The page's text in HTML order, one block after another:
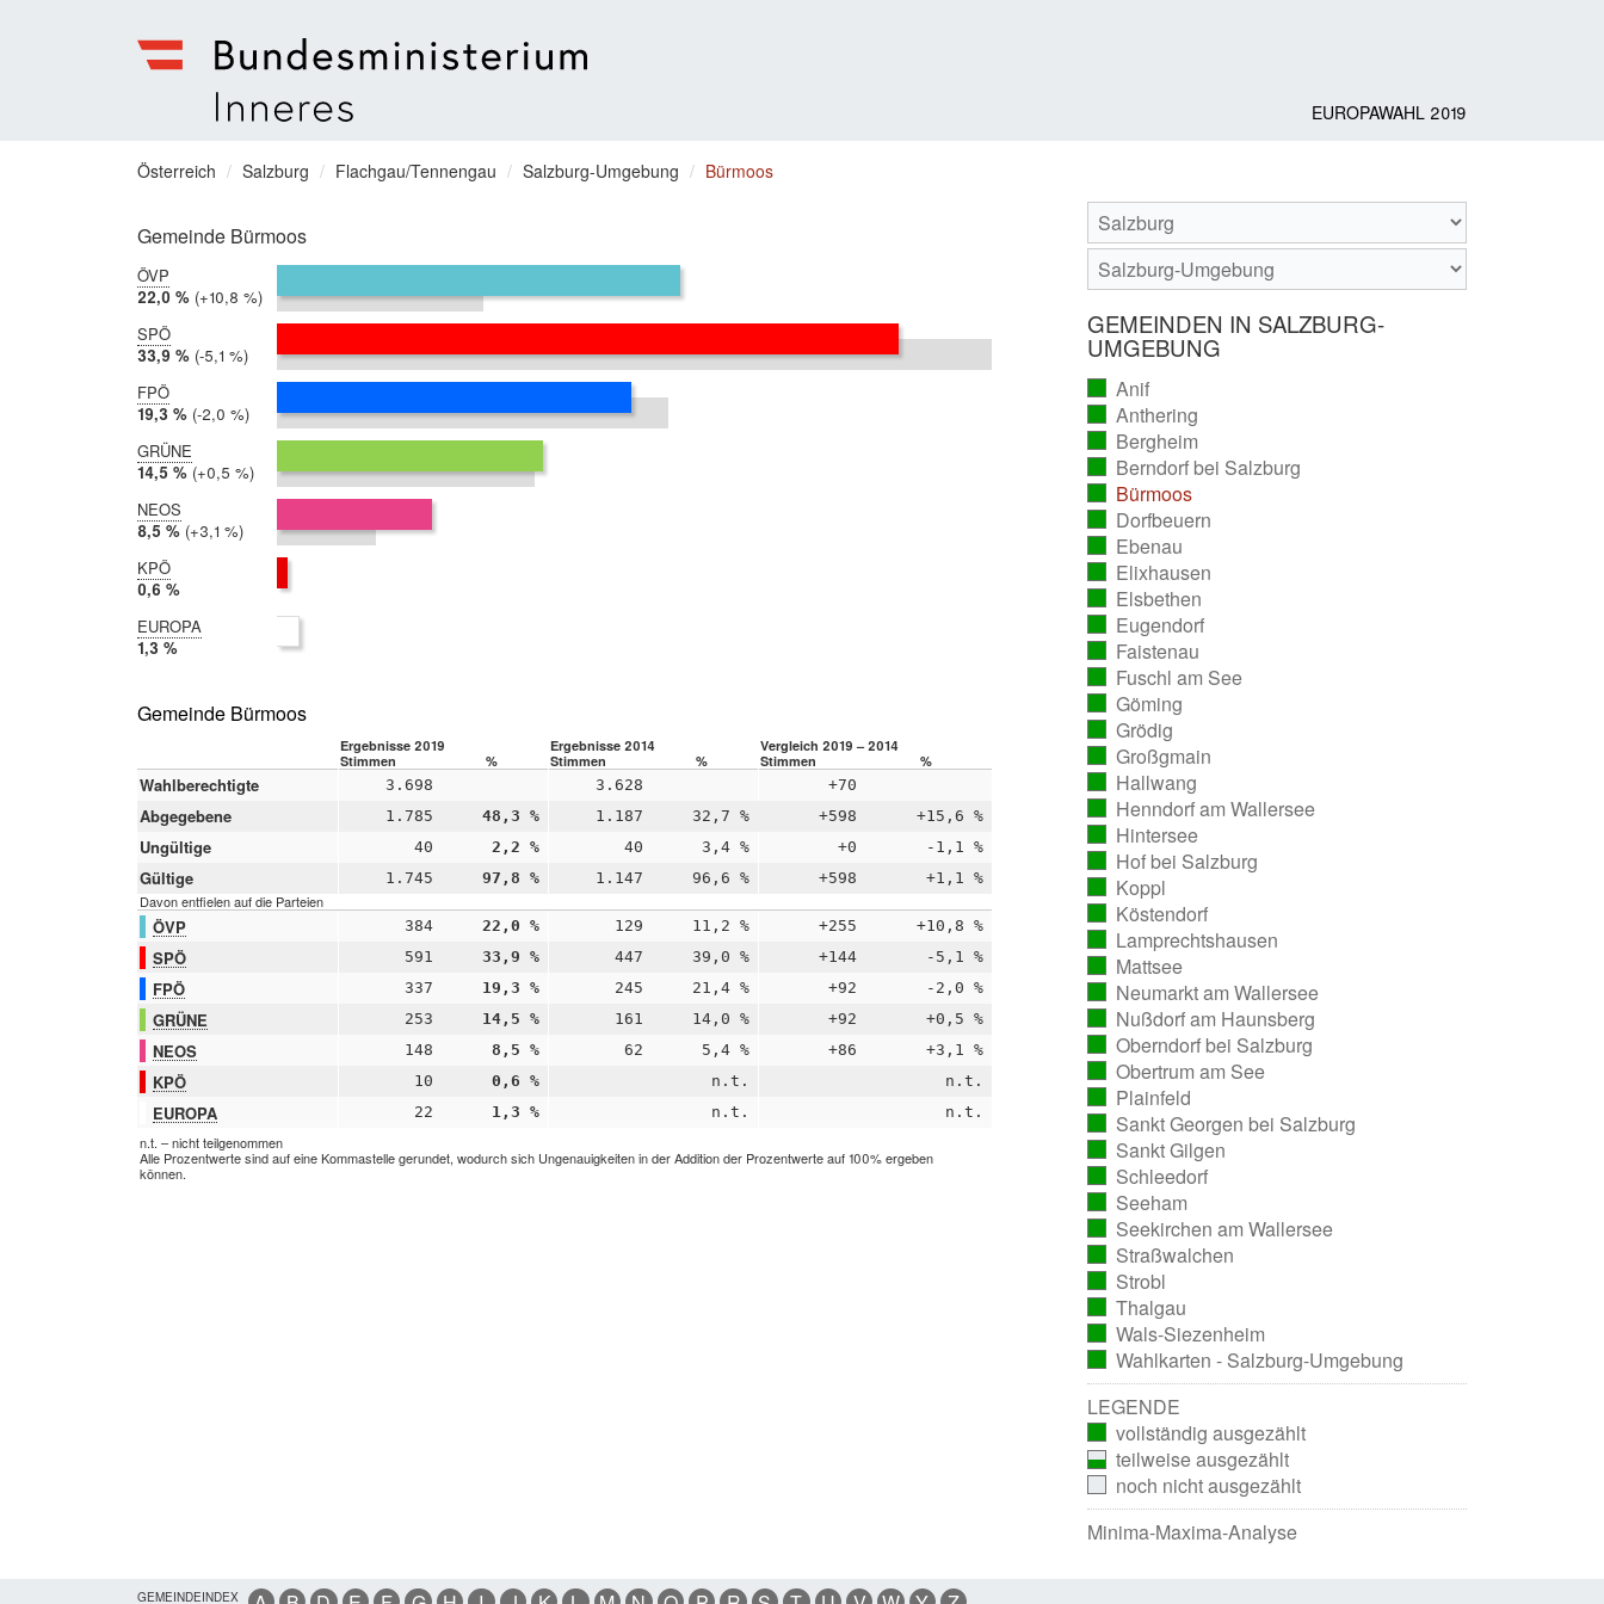
für
Inneres
EUROPAWAHL 2019
Sie
sich
hier:
Österreich Salzburg Flachgau/Tennengau Salzburg-Umgebung Bürmoos
Gemeinde Bürmoos
ÖVP
2019:
22,0 %
2014:
11,2 %
Differenz:
+10,8 %
SPÖ
2019:
33,9 %
2014:
39,0 %
Differenz:
-5,1 %
FPÖ
2019:
19,3 %
2014:
21,4 %
Differenz:
-2,0 %
GRÜNE
2019:
14,5 %
2014:
14,0 %
Differenz:
+0,5 %
NEOS
2019:
8,5 %
2014:
5,4 %
Differenz:
+3,1 %
KPÖ
2019:
0,6 %
nicht
teilgenommen
EUROPA
2019:
1,3 %
teilgenommen
Gemeinde Bürmoos
Ergebnisse 2019 Ergebnisse 2014
Vergleich 2019 – 2014
Stimmen
% Stimmen % Stimmen %
Wahlberechtigte 3.698 3.628 +70
Abgegebene 1.785 48,3 % 1.187 32,7 % +598 +15,6 %
Ungültige 40 2,2 % 40 3,4 % +0 -1,1 %
Gültige 1.745 97,8 % 1.147 96,6 % +598 +1,1 %
Davon entfielen auf die Parteien
ÖVP 384 22,0 % 129 11,2 % +255 +10,8 %
SPÖ 591 33,9 % 447 39,0 % +144 -5,1 %
FPÖ 337 19,3 % 245 21,4 % +92 -2,0 %
GRÜNE 253 14,5 % 161 14,0 % +92 +0,5 %
NEOS 148 8,5 % 62 5,4 % +86 +3,1 %
KPÖ 10 0,6 % n.t. n.t.
EUROPA 22 1,3 % n.t. n.t.
n.t. – nicht teilgenommen
Alle Prozentwerte sind auf eine Kommastelle gerundet, wodurch sich Ungenauigkeiten in der Addition der Prozentwerte auf 100% ergeben
können.
GEMEINDEN IN SALZBURG-
UMGEBUNG
Anif
ausgezählt)
Anthering
ausgezählt)
Bergheim
ausgezählt)
Berndorf bei Salzburg
ausgezählt)
Bürmoos
ausgezählt)
Dorfbeuern
ausgezählt)
Ebenau
ausgezählt)
Elixhausen
ausgezählt)
Elsbethen
ausgezählt)
Eugendorf
ausgezählt)
Faistenau
ausgezählt)
Fuschl am See
ausgezählt)
Göming
ausgezählt)
Grödig
ausgezählt)
Großgmain
ausgezählt)
Hallwang
ausgezählt)
Henndorf am Wallersee(vollständig
ausgezählt)
Hintersee
ausgezählt)
Hof bei Salzburg
ausgezählt)
Koppl
ausgezählt)
Köstendorf
ausgezählt)
Lamprechtshausen
ausgezählt)
Mattsee
ausgezählt)
Neumarkt am Wallersee(vollständig
ausgezählt)
Nußdorf am Haunsberg(vollständig
ausgezählt)
Oberndorf bei Salzburg(vollständig
ausgezählt)
Obertrum am See
ausgezählt)
Plainfeld
ausgezählt)
Sankt Georgen bei Salzburg
(vollständig
ausgezählt)
Sankt Gilgen
ausgezählt)
Schleedorf
ausgezählt)
Seeham
ausgezählt)
Seekirchen am Wallersee(vollständig
ausgezählt)
Straßwalchen
ausgezählt)
Strobl
ausgezählt)
Thalgau
ausgezählt)
Wals-Siezenheim
ausgezählt)
Wahlkarten - Salzburg-Umgebung
(vollständig
ausgezählt)
LEGENDE
vollständig ausgezählt
teilweise ausgezählt
noch nicht ausgezählt
Minima-Maxima-Analyse
GEMEINDEINDEX